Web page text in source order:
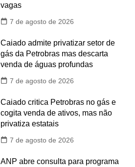
vagas
7 de agosto de 2026
Caiado admite privatizar setor de
gás da Petrobras mas descarta
venda de águas profundas
7 de agosto de 2026
Caiado critica Petrobras no gás e
cogita venda de ativos, mas não
privatiza estatais
7 de agosto de 2026
ANP abre consulta para programa